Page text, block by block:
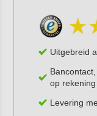
Uitgebreid
op rekening
Levering